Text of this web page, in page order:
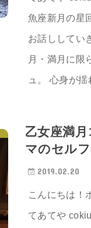
魚座新月の星
お話ししてい
月・満月に限
ュ。 心身が
乙女座満
マのセルフ
2019.02.20
こんにちは！
てあてや